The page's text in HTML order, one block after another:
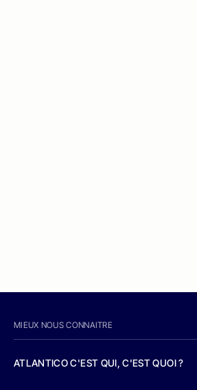
MIEUX NOUS CONNAITRE
ATLANTICO C'EST QUI, C'EST QUOI ?